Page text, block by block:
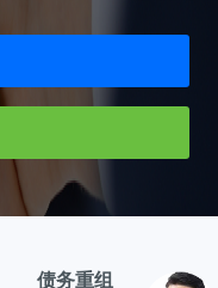
债务重组